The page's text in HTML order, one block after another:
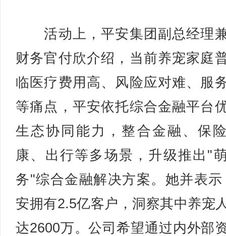
活动上，平安集团副总经理
财务官付欣介绍，当前养宠家庭
临医疗费用高、风险应对难、服
等痛点，平安依托综合金融平台
生态协同能力，整合金融、保
康、出行等多场景，升级推出"
务"综合金融解决方案。她并表
安拥有2.5亿客户，洞察其中养宠
达2600万。公司希望通过内外部